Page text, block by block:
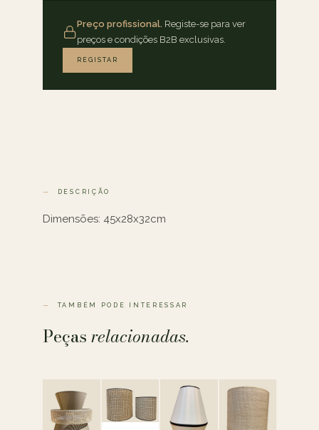
Preço profissional. Registe-se para ver
preços e condições B2B exclusivas.
REGISTAR
DESCRIÇÃO
Dimensões: 45x28x32cm
TAMBÉM PODE INTERESSAR
Peçasrelacionadas.